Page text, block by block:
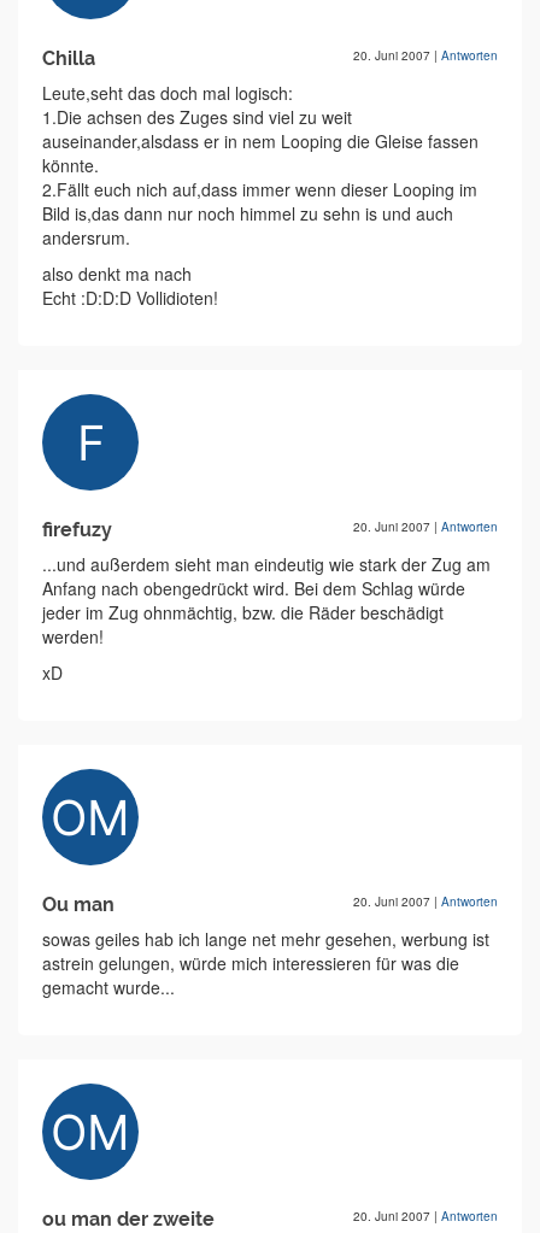
Chilla 20. Juni 2007 | Antworten
Leute,seht das doch mal logisch:
1.Die achsen des Zuges sind viel zu weit
auseinander,alsdass er in nem Looping die Gleise fassen
könnte.
2.Fällt euch nich auf,dass immer wenn dieser Looping im
Bild is,das dann nur noch himmel zu sehn is und auch
andersrum.
also denkt ma nach
Echt :D:D:D Vollidioten!
firefuzy 20. Juni 2007 | Antworten
...und außerdem sieht man eindeutig wie stark der Zug am
Anfang nach obengedrückt wird. Bei dem Schlag würde
jeder im Zug ohnmächtig, bzw. die Räder beschädigt
werden!
xD
Ou man 20. Juni 2007 | Antworten
sowas geiles hab ich lange net mehr gesehen, werbung ist
astrein gelungen, würde mich interessieren für was die
gemacht wurde...
ou man der zweite 20. Juni 2007 | Antworten